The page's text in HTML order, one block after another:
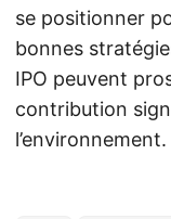
se positionner
bonnes
IPO peuvent
contribution
l’environnement.